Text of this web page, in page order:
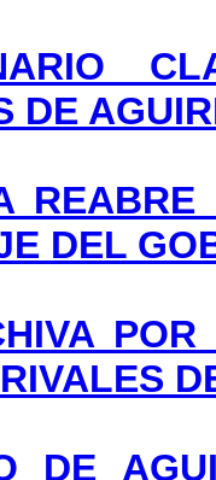
DE
DEL
DE